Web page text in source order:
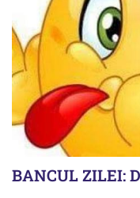
BANCUL ZILEI: